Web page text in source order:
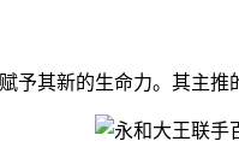
其新的生命力。其主推